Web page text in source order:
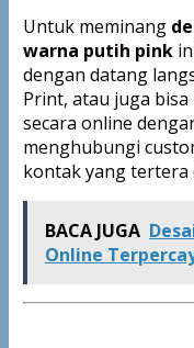
Untuk meminang
warna putih pink
dengan datang
Print, atau juga
secara online
menghubungi
kontak yang tertera
BACA JUGA
Online